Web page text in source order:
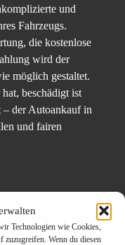
Technologien wie Cookies,
zuzugreifen. Wenn du diesen
und
Fahrzeugs.
die kostenlose
wird der
möglich gestaltet.
beschädigt ist
– der Autoankauf in
und fairen